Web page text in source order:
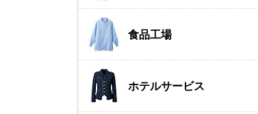
食品工場
ホテルサービス